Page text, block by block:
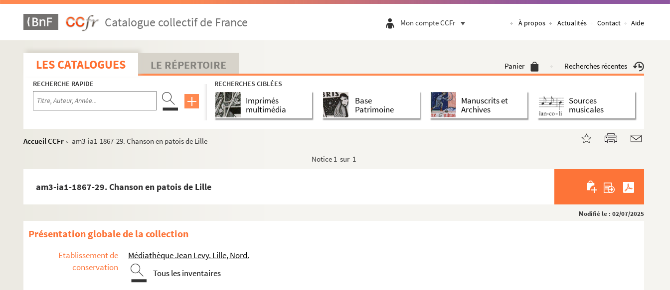
Catalogue collectif de France Mon compte CCFr À propos Actualités Contact Aide
LES CATALOGUES LE RÉPERTOIRE Panier Recherches récentes
RECHERCHE RAPIDE RECHERCHES CIBLÉES
Imprimés
multimédia
Base
Patrimoine
Manuscrits et
Archives
Sources
musicales
Accueil CCFr >
am3-ia1-1867-29. Chanson en patois de Lille
Notice 1 sur 1
am3-ia1-1867-29. Chanson en patois de Lille
Modifié le : 02/07/2025
Présentation globale de la collection
Etablissement de
conservation
Médiathèque Jean Levy. Lille, Nord.
Tous les inventaires
am3-ia1-1867-3. Chanson nouvelle en patois de Lille sur l'air de Jeanne Maillote
am3-ia1-1867-4. Les regrets d'amour : chanson nouvelle
am3-ia1-1867-5. L'roi des crieux
am3-ia1-1867-5 bis. Lettre adressée à Monsieur le commissaire central
am3-ia1-1867-6. Les aventures d'un bossu
am3-ia1-1867-7. Chanson nouvelle en patois de Lille
am3-ia1-1867-8. Le petit doigt de la grand'mère
am3-ia1-1867-12. Chanson nouvelle en patois de Lille
am3-ia1-1867-15. Chanson nouvelle en patois de Lille
am3-ia1-1867-17. Chanson nouvelle en patois de Lille
am3-ia1-1867-18. Chanson nouvelle en patois de Lille